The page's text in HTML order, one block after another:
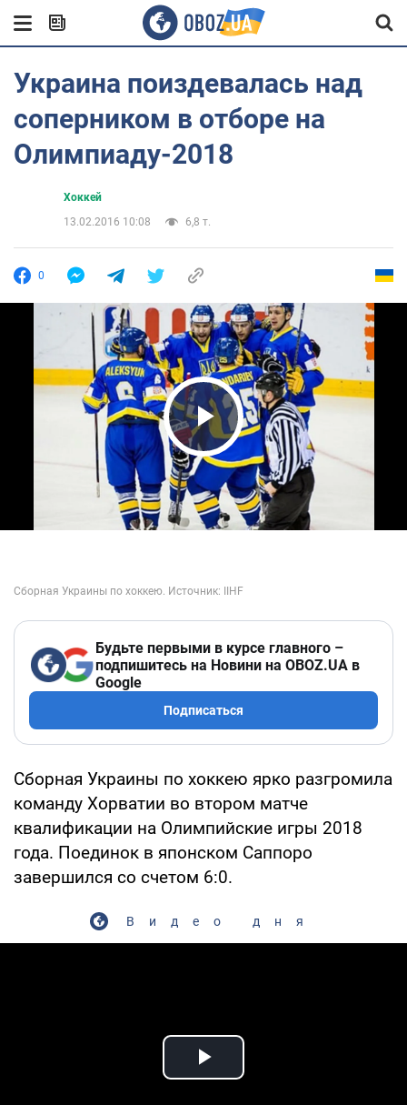
Украина поиздевалась над
соперником в отборе на
Олимпиаду-2018
Хоккей
13.02.2016 10:08
6,8 т.
0
Play Video
Будьте первыми в курсе главного –
подпишитесь на Новини на OBOZ.UA в
Google
Подписаться
Сборная Украины по хоккею ярко разгромила
команду Хорватии во втором матче
квалификации на Олимпийские игры 2018
года. Поединок в японском Саппоро
завершился со счетом 6:0.
Видео дня
Play Video